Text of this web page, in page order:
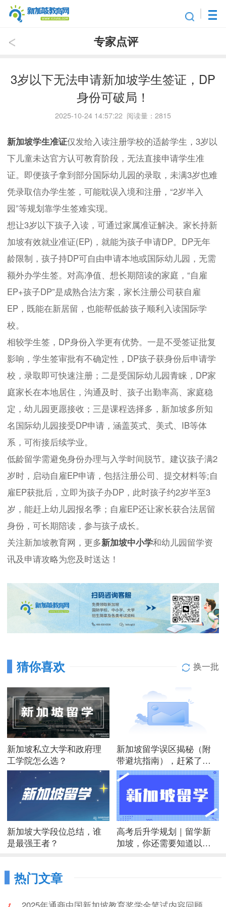
专家点评
3岁以下无法申请新加坡学生签证，DP
身份可破局！
2025-10-24 14:57:22 阅读量：2815
新加坡学生准证仅发给入读注册学校的适龄学生，3岁以
下儿童未达官方认可教育阶段，无法直接申请学生准
证。即便孩子拿到部分国际幼儿园的录取，未满3岁也难
凭录取信办学生签，可能耽误入境和注册，“2岁半入
园”等规划靠学生签难实现。
想让3岁以下孩子入读，可通过家属准证解决。家长持新
加坡有效就业准证(EP)，就能为孩子申请DP。DP无年
龄限制，孩子持DP可自由申请本地或国际幼儿园，无需
额外办学生签。对高净值、想长期陪读的家庭，“自雇
EP+孩子DP”是成熟合法方案，家长注册公司获自雇
EP，既能在新居留，也能帮低龄孩子顺利入读国际学
校。
相较学生签，DP身份入学更有优势。一是不受签证批复
影响，学生签审批有不确定性，DP孩子获身份后申请学
校，录取即可快速注册；二是受国际幼儿园青睐，DP家
庭家长在本地居住，沟通及时、孩子出勤率高、家庭稳
定，幼儿园更愿接收；三是课程选择多，新加坡多所知
名国际幼儿园接受DP申请，涵盖英式、美式、IB等体
系，可衔接后续学业。
低龄留学需避免身份办理与入学时间脱节。建议孩子满2
岁时，启动自雇EP申请，包括注册公司、提交材料等;自
雇EP获批后，立即为孩子办DP，此时孩子约2岁半至3
岁，能赶上幼儿园报名季；自雇EP还让家长获合法居留
身份，可长期陪读，参与孩子成长。
关注新加坡教育网，更多新加坡中小学和幼儿园留学资
讯及申请攻略为您及时送达！
猜你喜欢 换一批
新加坡私立大学和政府理
工学院怎么选？
新加坡留学误区揭秘（附
带避坑指南），赶紧了解
一下！
新加坡大学段位总结，谁
是最强王者？
高考后升学规划｜留学新
加坡，你还需要知道以下
热门文章